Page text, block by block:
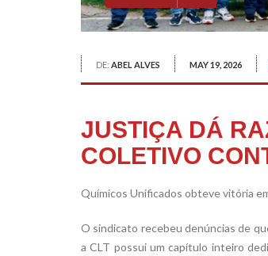
DE: ABEL ALVES MAY 19, 2026
JUSTIÇA DÁ
COLETIVO
Químicos Unificados obteve vitória
O sindicato recebeu denúncias de
a CLT possui um capítulo inteiro